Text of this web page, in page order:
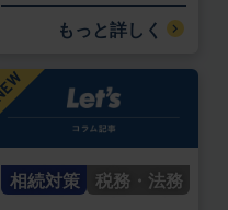
もっと詳しく
相続対策 税務・法務